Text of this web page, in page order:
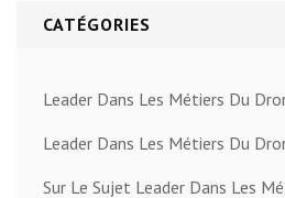
CATÉGORIES
Leader Dans Les Métiers Du
Leader Dans Les Métiers Du
Sur Le Sujet Leader Dans Les